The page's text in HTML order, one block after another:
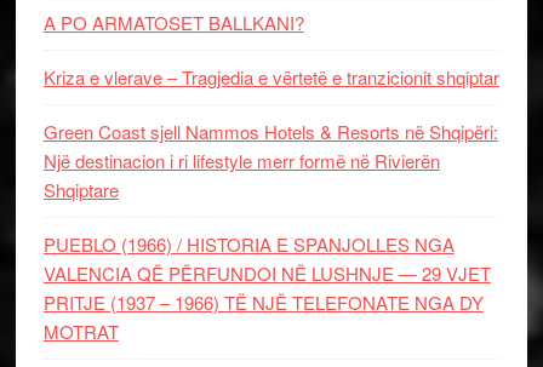
A PO ARMATOSET BALLKANI?
Kriza e vlerave – Tragjedia e vërtetë e tranzicionit shqiptar
Green Coast sjell Nammos Hotels & Resorts në Shqipëri:
Një destinacion i ri lifestyle merr formë në Rivierën
Shqiptare
PUEBLO (1966) / HISTORIA E SPANJOLLES NGA
VALENCIA QË PËRFUNDOI NË LUSHNJE — 29 VJET
PRITJE (1937 – 1966) TË NJË TELEFONATE NGA DY
MOTRAT